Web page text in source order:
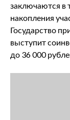
заключаются в
накопления
Государство
выступит
до 36 000